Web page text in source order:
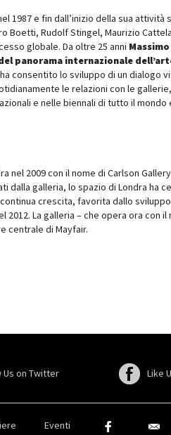
1987 e fin dall’inizio della sua
Rudolf Stingel, Maurizio
globale. Da oltre 25 anni
panorama internazionale
ha consentito lo sviluppo di un
le relazioni con le
e nelle biennali di tutto il
nel 2009 con il nome di Carlson
galleria, lo spazio di Londra ha
crescita, favorita dallo
La galleria – che opera ora con
centrale di Mayfair.
Us on Twitter Like
Eventi